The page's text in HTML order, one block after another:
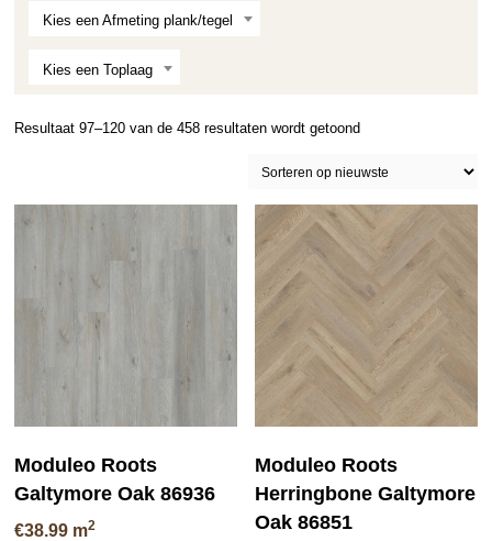
Kies een Afmeting plank/tegel
Kies een Toplaag
Resultaat 97–120 van de 458 resultaten wordt getoondGesorteerd
nieuwste
Moduleo Roots
Galtymore Oak 86936
€38.99 m2
Moduleo Roots
Herringbone Galtymore
Oak 86851